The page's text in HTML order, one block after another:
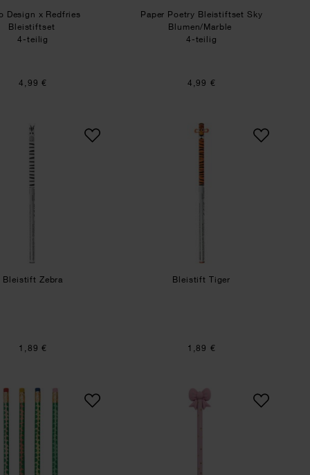
Design x Redfries
Bleistiftset
4-teilig
4,99 €
Paper Poetry Bleistiftset Sky
Blumen/Marble
4-teilig
4,99 €
Bleistift Zebra
Bleistift Zebra
1,89 €
Bleistift Tiger
Bleistift Tiger
1,89 €
Bleistiftset Midsommar Magic Paper Poetry